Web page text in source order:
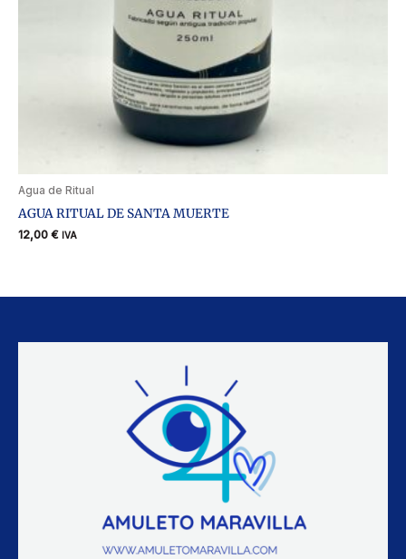
Agua de Ritual
AGUA RITUAL DE SANTA MUERTE
12,00 € IVA